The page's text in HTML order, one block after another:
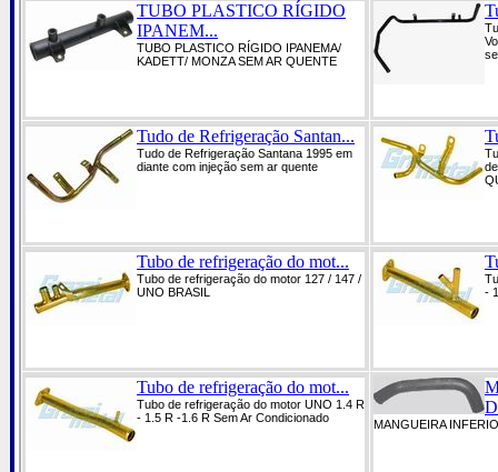
TUBO PLASTICO RÍGIDO
IPANEM...
TUBO PLASTICO RÍGIDO IPANEMA/
KADETT/ MONZA SEM AR QUENTE
Tudo de Refrigeração Santan...
Tudo de Refrigeração Santana 1995 em
diante com injeção sem ar quente
Tubo de refrigeração do mot...
Tubo de refrigeração do motor 127 / 147 /
UNO BRASIL
-
Tubo de refrigeração do mot...
Tubo de refrigeração do motor UNO 1.4 R
- 1.5 R -1.6 R Sem Ar Condicionado
MANGUEIRA